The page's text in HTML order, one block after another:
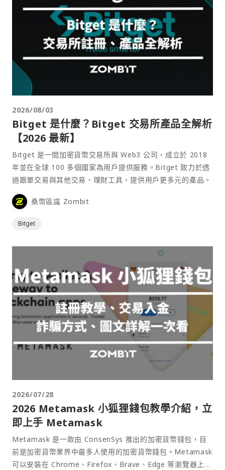
2026/08/03
Bitget 是什麼？Bitget 交易所產品全解析
【2026 最新】
Bitget 是一間加密貨幣交易所與 Web3 公司，成立於 2018
年並在全球 100 多個國家為用戶提供服務。Bitget 致力於透
過跟單交易與其他交易、理財工具，提供用戶更多元的產品。
桑幣區識 Zombit
Bitget
2026/07/28
2026 Metamask 小狐狸錢包教學介紹，立
即上手 Metamask
Metamask 是一款由 ConsenSys 推出的加密貨幣錢包，目
前是加密貨幣業界中最多人使用的加密貨幣錢包。Metamask
可以安裝在 Chrome、Firefox、Brave、Edge 等瀏覽器上作